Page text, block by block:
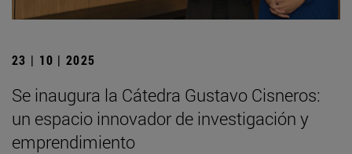
23 | 10 | 2025
Se inaugura la Cátedra Gustavo Cisneros:
un espacio innovador de investigación y
emprendimiento